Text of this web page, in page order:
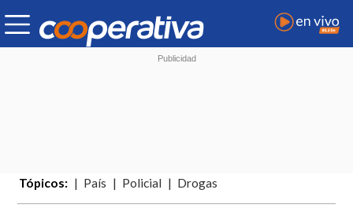
Tópicos: País Policial Drogas